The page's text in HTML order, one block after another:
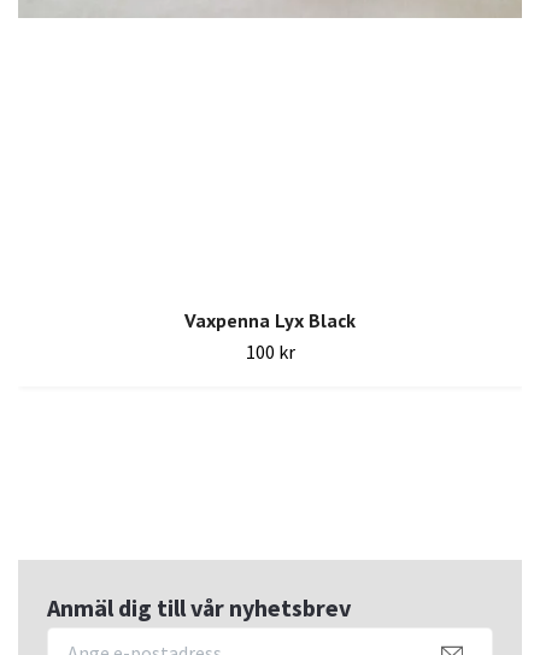
Vaxpenna Lyx Black
100 kr
Anmäl dig till vår nyhetsbrev